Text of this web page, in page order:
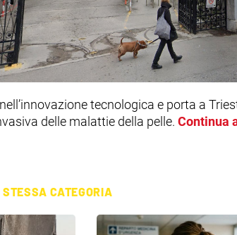
tecnologica e porta a
delle malattie della pelle. Continua
CATEGORIA